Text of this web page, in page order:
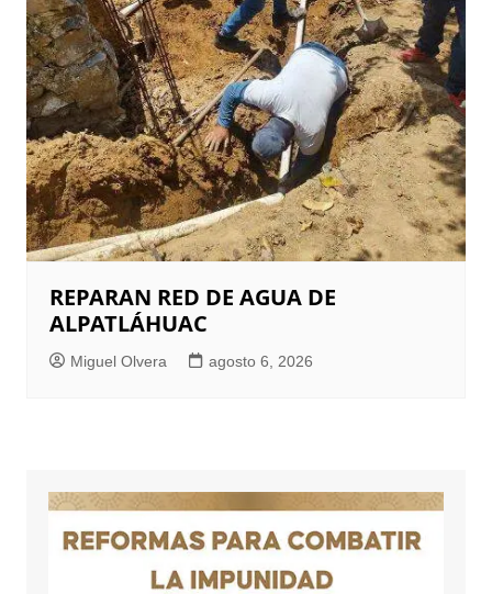
REPARAN RED DE AGUA DE
ALPATLÁHUAC
Miguel Olvera agosto 6, 2026